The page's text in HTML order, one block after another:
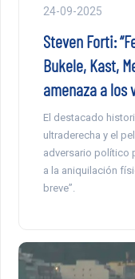
24-09-2025
Steven Forti:
Bukele, Kast,
amenaza a los
El destacado
ultraderecha y el
adversario político
a la aniquilación
breve”.